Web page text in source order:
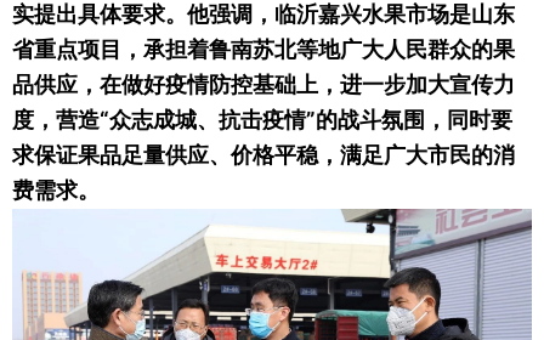
实提出具体要求。 他强调，临沂嘉兴水果市场是山东
省重点项目，承担着鲁南苏北等地广大人民群众的果
品供应，在做好疫情防控基础上，进一步加大宣传力
度，营造“众志成城、抗击疫情”的战斗氛围，同时要
求保证果品足量供应、价格平稳，满足广大市民的消
费需求。